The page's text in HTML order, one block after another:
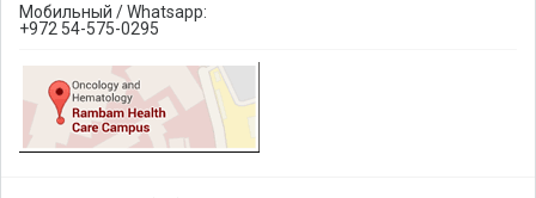
Мобильный / Whatsapp:
+972 54-575-0295